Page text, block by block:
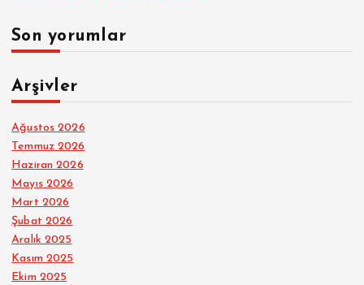
Son yorumlar
Arşivler
Ağustos 2026
Temmuz 2026
Haziran 2026
Mayıs 2026
Mart 2026
Şubat 2026
Aralık 2025
Kasım 2025
Ekim 2025